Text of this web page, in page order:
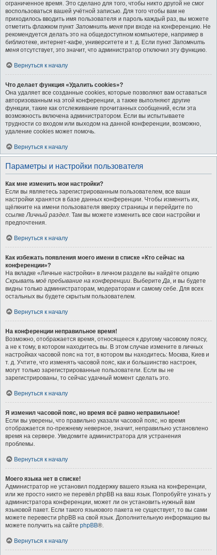
ограниченное время. Это сделано для того, чтобы никто другой не смог
воспользоваться вашей учётной записью. Для того чтобы вам не
приходилось вводить имя пользователя и пароль каждый раз, вы можете
отметить флажком пункт Запомнить меня при входе на конференцию. Не
рекомендуется делать это на общедоступном компьютере, например в
библиотеке, интернет-кафе, университете и т. д. Если пункт Запомнить
меня отсутствует, это значит, что администратор отключил эту функцию.
Вернуться к началу
Что делает функция «Удалить cookies»?
Она удаляет все созданные cookies, которые позволяют вам оставаться
авторизованным на этой конференции, а также выполняют другие
функции, такие как отслеживание прочитанных сообщений, если эта
возможность включена администратором. Если вы испытываете
трудности со входом или выходом на данной конференции, возможно,
удаление cookies может помочь.
Вернуться к началу
Параметры и настройки пользователя
Как мне изменить мои настройки?
Если вы являетесь зарегистрированным пользователем, все ваши
настройки хранятся в базе данных конференции. Чтобы изменить их,
щёлкните на имени пользователя вверху страницы и перейдите по
ссылкеЛичный раздел. Там вы можете изменить все свои настройки и
предпочтения.
Вернуться к началу
Как избежать появления моего имени в списке «Кто сейчас на
конференции»?
На вкладке «Личные настройки» в личном разделе вы найдёте опцию
Скрывать моё пребывание на конференции. ВыберитеДа, и вы будете
видны только администраторам, модераторам и самому себе. Для всех
остальных вы будете скрытым пользователем.
Вернуться к началу
На конференции неправильное время!
Возможно, отображается время, относящееся к другому часовому поясу,
а не к тому, в котором находитесь вы. В этом случае измените в личных
настройках часовой пояс на тот, в котором вы находитесь: Москва, Киев и
т. д. Учтите, что изменять часовой пояс, как и большинство настроек,
могут только зарегистрированные пользователи. Если вы не
зарегистрированы, то сейчас удачный момент сделать это.
Вернуться к началу
Я изменил часовой пояс, но время всё равно неправильное!
Если вы уверены, что правильно указали часовой пояс, но время
отображается по-прежнему неверное, значит, неправильно установлено
время на сервере. Уведомите администратора для устранения
проблемы.
Вернуться к началу
Моего языка нет в списке!
Администратор не установил поддержку вашего языка на конференции,
или же просто никто не перевёл phpBB на ваш язык. Попробуйте узнать у
администратора конференции, может ли он установить нужный вам
языковой пакет. Если такого языкового пакета не существует, то вы сами
можете перевести phpBB на свой язык. Дополнительную информацию вы
можете получить на сайте phpBB®.
Вернуться к началу